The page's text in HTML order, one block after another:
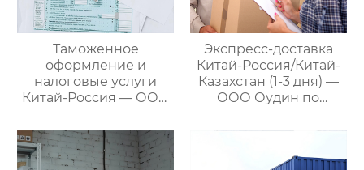
Таможенное
оформление и
налоговые услуги
Китай-Россия — ООО
международными
цепями поставок
Экспресс-доставка
Китай-Россия/Китай-
Казахстан (1-3 дня) —
ООО Оудин по
международными